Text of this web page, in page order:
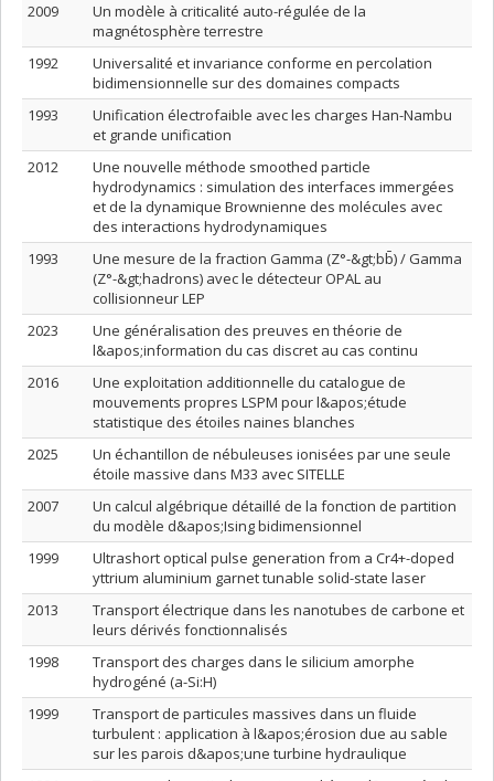
2009
Un modèle à criticalité auto-régulée de la
magnétosphère terrestre
1992
Universalité et invariance conforme en percolation
bidimensionnelle sur des domaines compacts
1993
Unification électrofaible avec les charges Han-Nambu
et grande unification
2012
Une nouvelle méthode smoothed particle
hydrodynamics : simulation des interfaces immergées
et de la dynamique Brownienne des molécules avec
des interactions hydrodynamiques
1993
Une mesure de la fraction Gamma (Z°-&gt;bb̄) / Gamma
(Z°-&gt;hadrons) avec le détecteur OPAL au
collisionneur LEP
2023
Une généralisation des preuves en théorie de
l&apos;information du cas discret au cas continu
2016
Une exploitation additionnelle du catalogue de
mouvements propres LSPM pour l&apos;étude
statistique des étoiles naines blanches
2025
Un échantillon de nébuleuses ionisées par une seule
étoile massive dans M33 avec SITELLE
2007
Un calcul algébrique détaillé de la fonction de partition
du modèle d&apos;Ising bidimensionnel
1999
Ultrashort optical pulse generation from a Cr4+-doped
yttrium aluminium garnet tunable solid-state laser
2013
Transport électrique dans les nanotubes de carbone et
leurs dérivés fonctionnalisés
1998
Transport des charges dans le silicium amorphe
hydrogéné (a-Si:H)
1999
Transport de particules massives dans un fluide
turbulent : application à l&apos;érosion due au sable
sur les parois d&apos;une turbine hydraulique